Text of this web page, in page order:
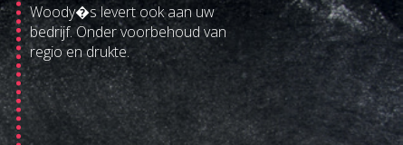
Woody�s levert ook aan uw
bedrijf. Onder voorbehoud van
regio en drukte.